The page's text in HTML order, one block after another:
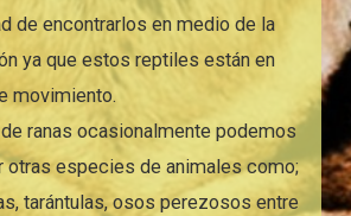
de encontrarlos en medio de la
ya que estos reptiles están en
movimiento.
ranas ocasionalmente podemos
otras especies de animales como;
tarántulas, osos perezosos entre